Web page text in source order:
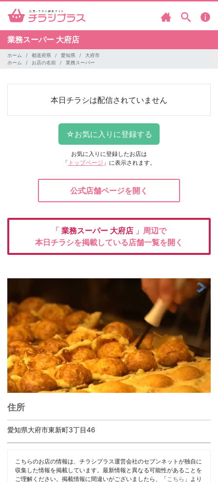
業務スーパー 大府店
ホーム 都道府県 愛知県
大府市
ホーム
お店の名前 業務スーパー
本日チラシは配信されていません
お気に入りに登録したお店は
「 トップページ 」に表示されます。
公式店舗ページを開く
「 業務スーパー 大府店 」周辺で
本日チラシを掲載している店舗一覧を開く
住所
愛知県大府市東新町3丁目46
こちらのお店の情報は、チラシプラス運営会社のセブンネットが独自に
収集した情報を掲載しています。最新情報と異なる可能性があることを
ご理解ください。掲載情報に間違いがございましたら、「 こちら 」より